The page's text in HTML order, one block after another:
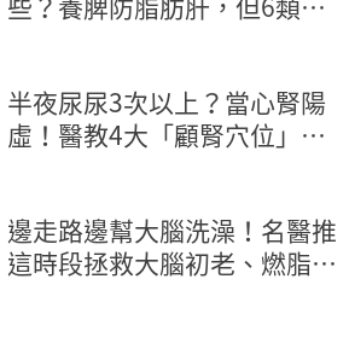
半夜尿尿3次以上？當心腎陽
虛！醫教4大「顧腎穴位」救
邊走路邊幫大腦洗澡！名醫推
這時段拯救大腦初老、燃脂又